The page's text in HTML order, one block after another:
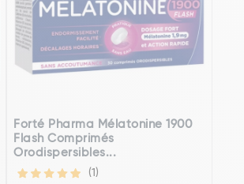
Forté Pharma Mélatonine 1900
Flash Comprimés
Orodispersibles...
(1)